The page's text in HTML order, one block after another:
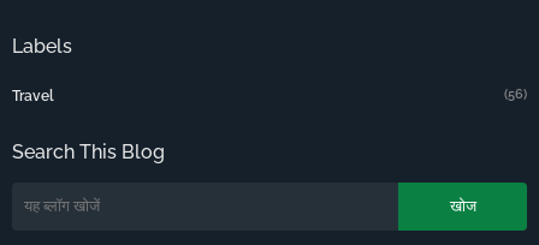
Labels
Travel (56)
Search This Blog